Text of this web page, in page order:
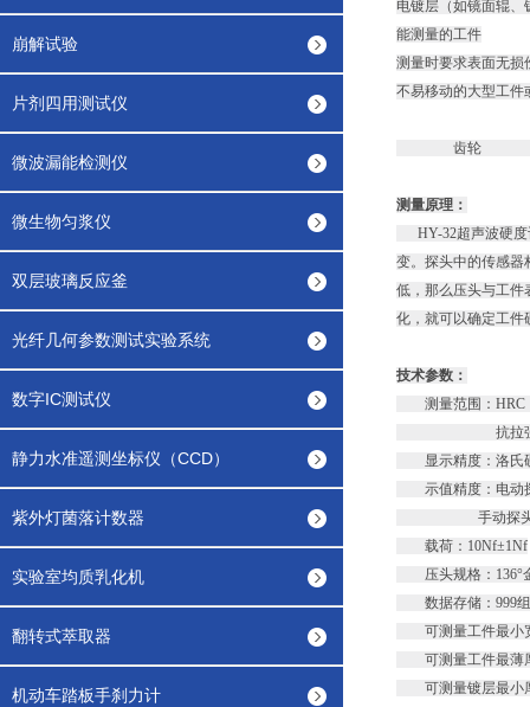
崩解试验
片剂四用测试仪
微波漏能检测仪
微生物匀浆仪
双层玻璃反应釜
光纤几何参数测试实验系统
数字IC测试仪
静力水准遥测坐标仪（CCD）
紫外灯菌落计数器
实验室均质乳化机
翻转式萃取器
机动车踏板手刹力计
电镀层（如镜面辊
能测量的工件
测量时要求表面无损
不易移动的大型工件
齿轮
测量原理：
HY-32超声波硬度
变。探头中的传感器
低，那么压头与工件
化，就可以确定工件
技术参数：
测量范围：HRC：
抗拉强度σb
显示精度：洛氏硬
示值精度：电动探
手动探头：
载荷：10Nf±1Nf
压头规格：136°
数据存储：999组
可测量工件最小
可测量工件最薄厚
可测量镀层最小